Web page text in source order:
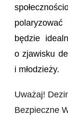
będzie
o zjawisku
i młodzieży.
Uważaj!
Bezpieczne